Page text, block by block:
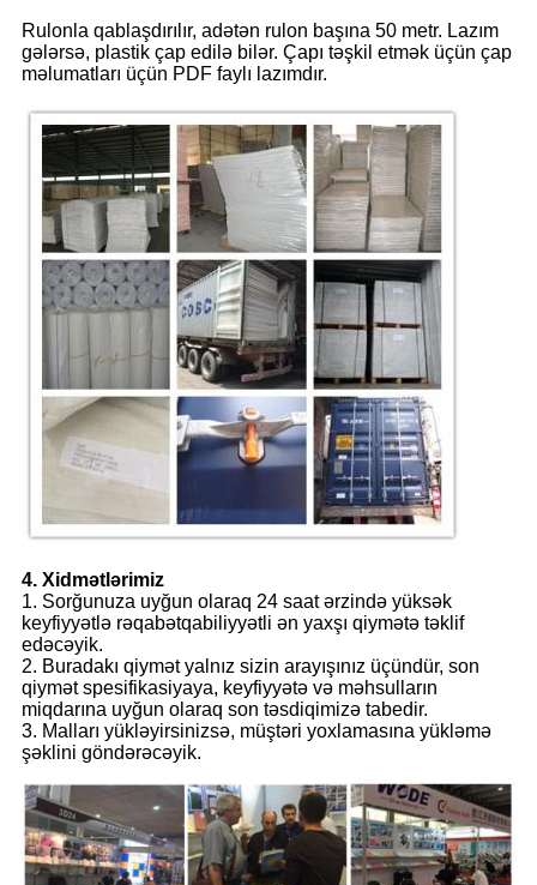
Rulonla qablaşdırılır, adətən rulon başına 50 metr. Lazım
gələrsə, plastik çap edilə bilər. Çapı təşkil etmək üçün çap
məlumatları üçün PDF faylı lazımdır.
4. Xidmətlərimiz
1. Sorğunuza uyğun olaraq 24 saat ərzində yüksək
keyfiyyətlə rəqabətqabiliyyətli ən yaxşı qiymətə təklif
edəcəyik.
2. Buradakı qiymət yalnız sizin arayışınız üçündür, son
qiymət spesifikasiyaya, keyfiyyətə və məhsulların
miqdarına uyğun olaraq son təsdiqimizə tabedir.
3. Malları yükləyirsinizsə, müştəri yoxlamasına yükləmə
şəklini göndərəcəyik.